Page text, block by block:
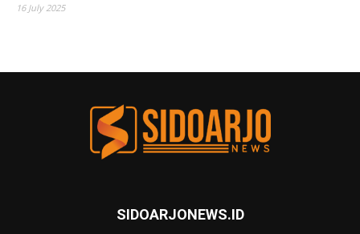
16 July 2025
SIDOARJONEWS.ID